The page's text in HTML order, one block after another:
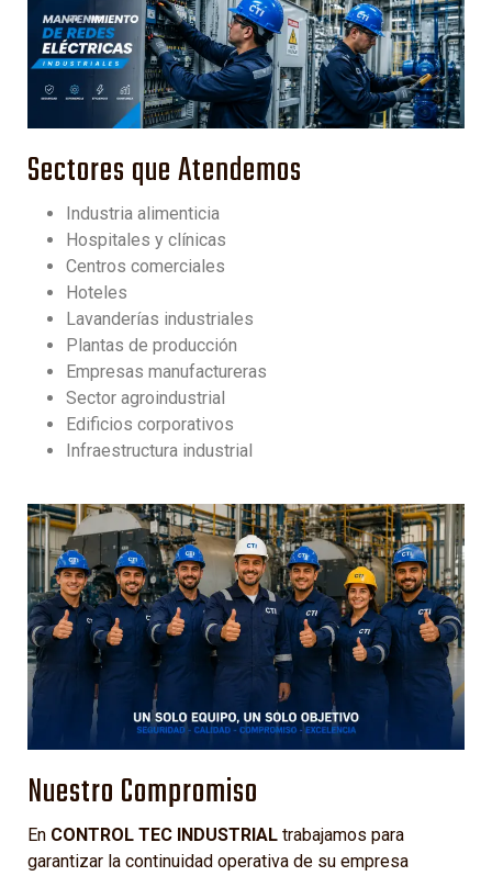
Sectores que Atendemos
Industria alimenticia
Hospitales y clínicas
Centros comerciales
Hoteles
Lavanderías industriales
Plantas de producción
Empresas manufactureras
Sector agroindustrial
Edificios corporativos
Infraestructura industrial
Nuestro Compromiso
En CONTROL TEC INDUSTRIAL trabajamos para
garantizar la continuidad operativa de su empresa